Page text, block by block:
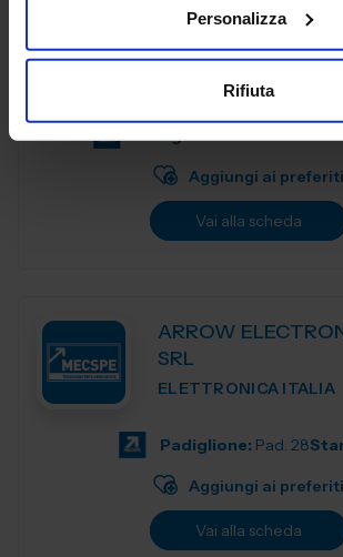
Personalizza
Rifiuta
Filiera Industria Automobilistica, da oltre
confronti delle isti...
Padiglione: Pad. 28
Padiglione:Centro servizi
Aggiungi ai preferiti
Vai alla scheda
ARROW
SRL
ELETTRONICA ITALIA
Padiglione: Pad. 28
Aggiungi ai preferiti
Vai alla scheda